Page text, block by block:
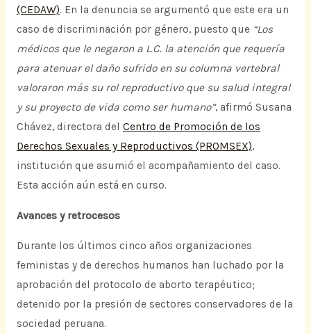
(CEDAW). En la denuncia se argumentó que este era un
caso de discriminación por género, puesto que “Los
médicos que le negaron a L.C. la atención que requería
para atenuar el daño sufrido en su columna vertebral
valoraron más su rol reproductivo que su salud integral
y su proyecto de vida como ser humano”, afirmó Susana
Chávez, directora del Centro de Promoción de los
Derechos Sexuales y Reproductivos (PROMSEX),
institución que asumió el acompañamiento del caso.
Esta acción aún está en curso.
Avances y retrocesos
Durante los últimos cinco años organizaciones
feministas y de derechos humanos han luchado por la
aprobación del protocolo de aborto terapéutico;
detenido por la presión de sectores conservadores de la
sociedad peruana.